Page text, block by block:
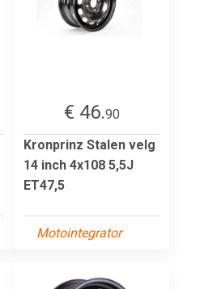
€ 46.90
Kronprinz Stalen velg
14 inch 4x108 5,5J
ET47,5
Motointegrator